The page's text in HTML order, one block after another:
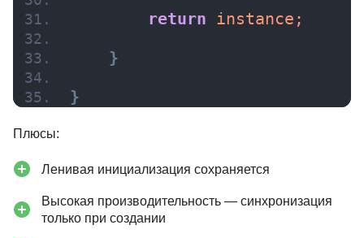
return instance;
}
}
Плюсы:
Ленивая инициализация сохраняется
Высокая производительность — синхронизация
только при создании